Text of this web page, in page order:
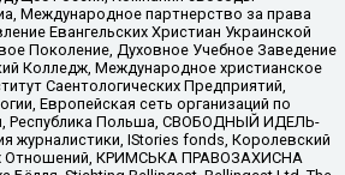
Международное партнерство за права
Евангельских Христиан Украинской
Поколение, Духовное Учебное Заведение
Колледж, Международное христианское
Саентологических Предприятий,
Европейская сеть организаций по
Республика Польша, СВОБОДНЫЙ ИДЕЛЬ-
журналистики, IStories fonds, Королевский
Отношений, КРИМСЬКА ПРАВОЗАХИСНА